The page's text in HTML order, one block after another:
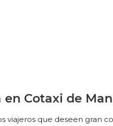
en Cotaxi de
viajeros que deseen gran